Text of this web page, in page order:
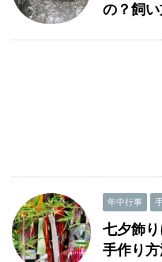
の？飼い
年中行事
七夕飾
手作り方